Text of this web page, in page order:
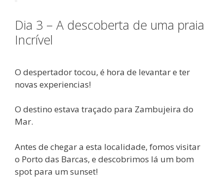
Dia 3 – A descoberta de uma praia
Incrível
O despertador tocou, é hora de levantar e ter
novas experiencias!
O destino estava traçado para Zambujeira do
Mar.
Antes de chegar a esta localidade, fomos visitar
o Porto das Barcas, e descobrimos lá um bom
spot para um sunset!